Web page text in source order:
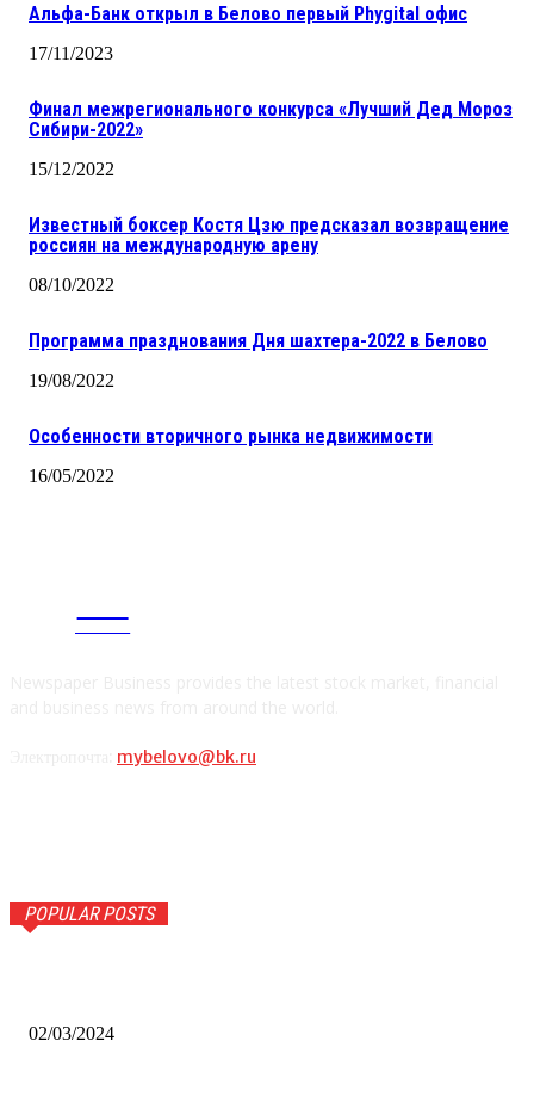
Альфа-Банк открыл в Белово первый Phygital офис
17/11/2023
Финал межрегионального конкурса «Лучший Дед Мороз
Сибири-2022»
15/12/2022
Известный боксер Костя Цзю предсказал возвращение
россиян на международную арену
08/10/2022
Программа празднования Дня шахтера-2022 в Белово
19/08/2022
Особенности вторичного рынка недвижимости
16/05/2022
news
mybelovo@bk.ru
POPULAR POSTS
02/03/2024